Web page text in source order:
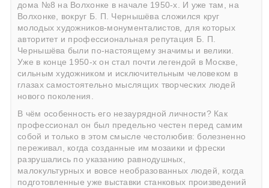
дома №8 на Волхонке в начале 1950-х. И уже там, на
Волхонке, вокруг Б. П. Чернышёвасложился круг
молодых художников-монументалистов, для которых
авторитет и профессиональная репутация Б. П.
Чернышёва были по-настоящему значимы и велики.
Уже в конце 1950-х он стал почти легендой в Москве,
сильным художником и исключительным человеком в
глазах самостоятельно мыслящих творческих людей
нового поколения.
В чём особенность его незаурядной личности? Как
профессионал он был предельно честен перед самим
собой и только в этом смысле честолюбив: болезненно
переживал, когда созданные им мозаики и фрески
разрушались по указанию равнодушных,
малокультурных и вовсе необразованных людей, когда
подготовленные уже выставки станковых произведений